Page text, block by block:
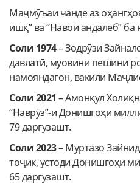
Маҷмӯъаи чанде аз
ишқ” ва “Навои андалеб” ба
Соли 1974– Зодрӯзи
давлатӣ, муовини пешини
намояндагон, вакили
Соли 2021 – Амонқул
“Наврӯз”-и Донишгоҳи
79 даргузашт.
Соли 2023– Муртазо
тоҷик, устоди Донишгоҳи
65 даргузашт.